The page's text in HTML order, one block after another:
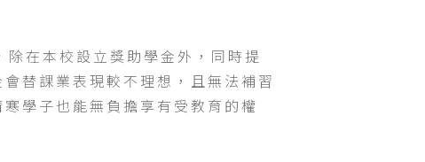
在本校設立獎助學金外，同時提
替課業表現較不理想，且無法補習
學子也能無負擔享有受教育的權